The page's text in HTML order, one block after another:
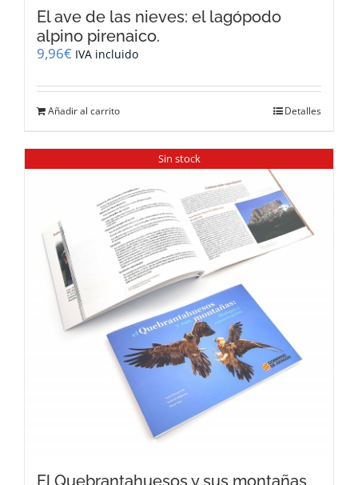
El ave de las nieves: el lagópodo
alpino pirenaico.
9,96€ IVA incluido
Añadir al carrito Detalles
Sin stock